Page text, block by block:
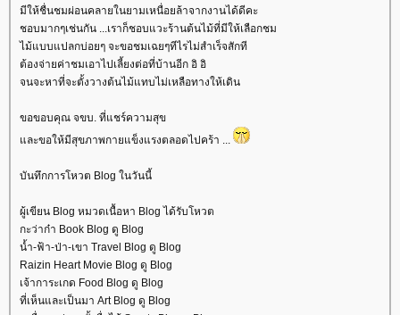
มีให้ชื่นชมผ่อนคลายในยามเหนื่อยล้าจากงานได้ดีคะ
ชอบมากๆเช่นกัน ...เราก็ชอบแวะร้านต้นไม้ที่มีให้เลือกชม
ไม้แบบแปลกบ่อยๆ จะขอชมเฉยๆทีไรไม่สำเร็จสักที
ต้องจ่ายค่าชมเอาไปเลี้ยงต่อที่บ้านอีก อิ อิ
จนจะหาที่จะตั้งวางต้นไม้แทบไม่เหลือทางให้เดิน
ขอขอบคุณ จขบ. ที่แชร์ความสุข
ละขอให้มีสุขภาพกายแข็งแรงตลอดไปคร้า ...
บันทึกการโหวต Blog ในวันนี้
ผู้เขียน Blog หมวดเนื้อหา Blog ได้รับโหวต
กะว่าก๋า Book Blog ดู Blog
น้ำ-ฟ้า-ป่า-เขา Travel Blog ดู Blog
Raizin Heart Movie Blog ดู Blog
เจ้าการะเกด Food Blog ดู Blog
ที่เห็นและเป็นมา Art Blog ดู Blog